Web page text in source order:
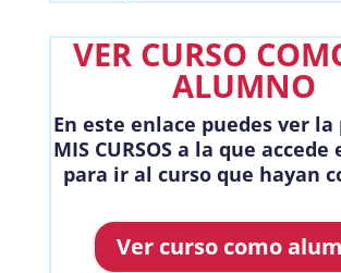
VER CURSO
ALUMNO
En este enlace puedes ver la
MIS CURSOS a la que
para ir al curso que hayan
Ver curso como